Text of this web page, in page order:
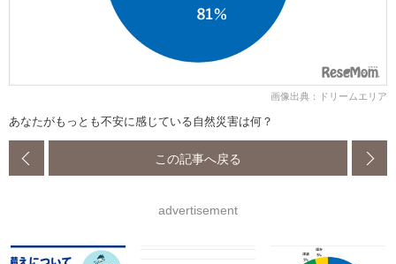
画像出典：ドリームエリア
あなたがもっとも不安に感じている自然災害は何？
この記事へ戻る
advertisement